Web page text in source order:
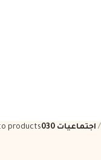
اجتماعيات 030 products